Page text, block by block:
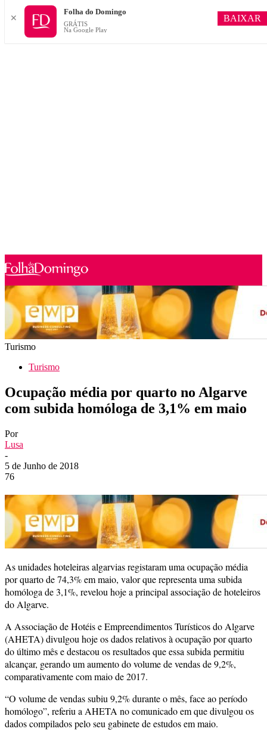
Turismo
Turismo
Ocupação média por quarto no Algarve
com subida homóloga de 3,1% em maio
Por
Lusa
-
5 de Junho de 2018
76
As unidades hoteleiras algarvias registaram uma ocupação média
por quarto de 74,3% em maio, valor que representa uma subida
homóloga de 3,1%, revelou hoje a principal associação de hoteleiros
do Algarve.
A Associação de Hotéis e Empreendimentos Turísticos do Algarve
(AHETA) divulgou hoje os dados relativos à ocupação por quarto
do último mês e destacou os resultados que essa subida permitiu
alcançar, gerando um aumento do volume de vendas de 9,2%,
comparativamente com maio de 2017.
“O volume de vendas subiu 9,2% durante o mês, face ao período
homólogo”, referiu a AHETA no comunicado em que divulgou os
dados compilados pelo seu gabinete de estudos em maio.
✕
Folha do Domingo
GRÁTIS
Na Google Play
BAIXAR